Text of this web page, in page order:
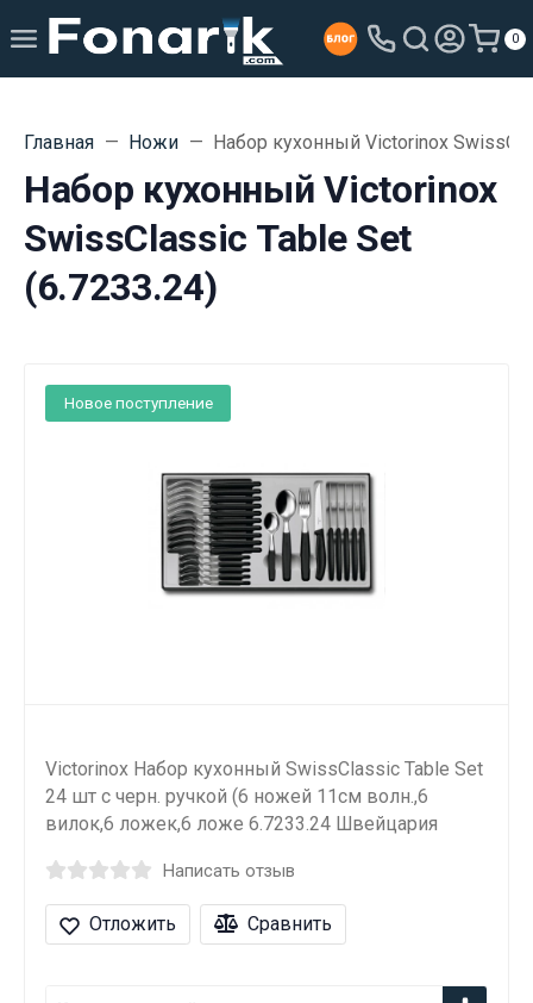
0
Главная Ножи Набор кухонный Victorinox
Набор кухонный Victorinox
SwissClassic Table Set
(6.7233.24)
Новое поступление
Victorinox Набор кухонный SwissClassic Table Set
24 шт с черн. ручкой (6 ножей 11см волн.,6
вилок,6 ложек,6 ложе 6.7233.24 Швейцария
Написать отзыв
Отложить Сравнить